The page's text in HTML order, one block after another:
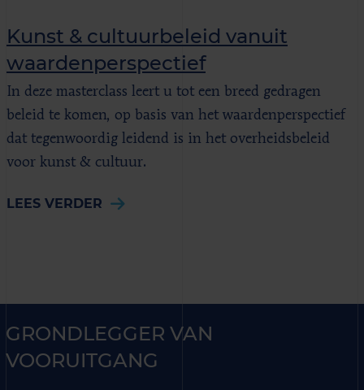
Kunst & cultuurbeleid vanuit
waardenperspectief
In deze masterclass leert u tot een breed gedragen
beleid te komen, op basis van het waardenperspectief
dat tegenwoordig leidend is in het overheidsbeleid
voor kunst & cultuur.
LEES VERDER
GRONDLEGGER VAN
VOORUITGANG